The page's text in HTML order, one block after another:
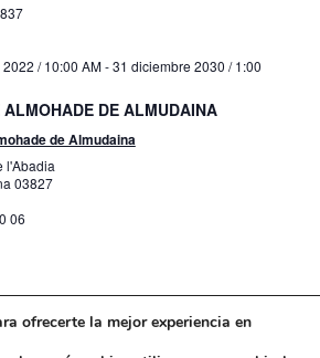
/ 10:00 AM-31 diciembre 2030 / 1:00
ALMOHADE DE ALMUDAINA
de Almudaina
l'Abadia
03827
06
ofrecerte la mejor experiencia en